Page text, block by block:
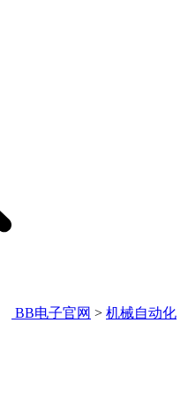
BB电子官网 > 机械自动化